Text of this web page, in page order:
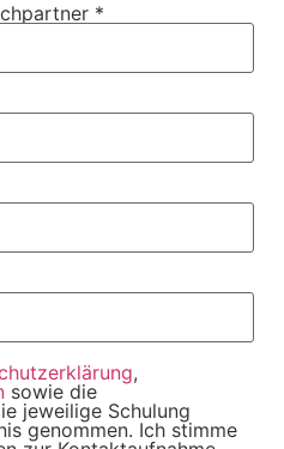
*
,
sowie die
jeweilige Schulung
genommen. Ich stimme